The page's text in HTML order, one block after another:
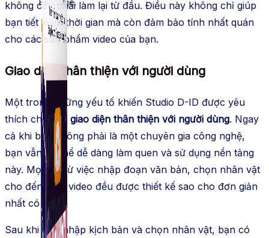
Fanpage.
không cần phải làm lại từ đầu. Điều này không chỉ giúp
bạn tiết kiệm thời gian mà còn đảm bảo tính nhất quán
cho các sản phẩm video của bạn.
Giao diện thân thiện với người dùng
Một trong những yếu tố khiến Studio D-ID được yêu
thích chính là giao diện thân thiện với người dùng. Ngay
cả khi bạn không phải là một chuyên gia công nghệ,
bạn vẫn có thể dễ dàng làm quen và sử dụng nền tảng
này. Mọi thứ từ việc nhập đoạn văn bản, chọn nhân vật
cho đến xuất video đều được thiết kế sao cho đơn giản
nhất có thể.
Sau khi bạn nhập kịch bản và chọn nhân vật, bạn có